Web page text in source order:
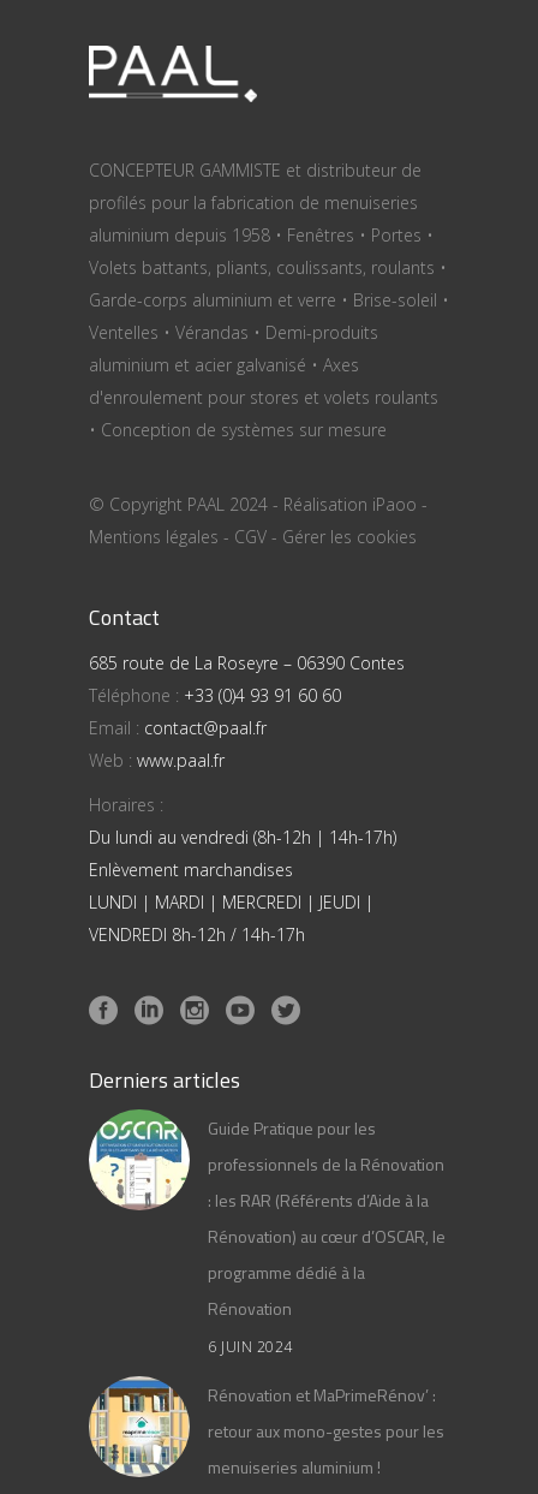
CONCEPTEUR GAMMISTE et distributeur de
profilés pour la fabrication de menuiseries
aluminium depuis 1958 • Fenêtres • Portes •
Volets battants, pliants, coulissants, roulants •
Garde-corps aluminium et verre • Brise-soleil •
Ventelles • Vérandas • Demi-produits
aluminium et acier galvanisé • Axes
d'enroulement pour stores et volets roulants
• Conception de systèmes sur mesure
© Copyright PAAL 2024 - Réalisation iPaoo -
Mentions légales - CGV - Gérer les cookies
Contact
685 route de La Roseyre – 06390 Contes
Téléphone : +33 (0)4 93 91 60 60
Email : contact@paal.fr
Web : www.paal.fr
Horaires :
Du lundi au vendredi (8h-12h | 14h-17h)
Enlèvement marchandises
LUNDI | MARDI | MERCREDI | JEUDI |
VENDREDI 8h-12h / 14h-17h
Derniers articles
Guide Pratique pour les
professionnels de la Rénovation
: les RAR (Référents d’Aide à la
Rénovation) au cœur d’OSCAR, le
programme dédié à la
Rénovation
6 JUIN 2024
Rénovation et MaPrimeRénov’ :
retour aux mono-gestes pour les
menuiseries aluminium !